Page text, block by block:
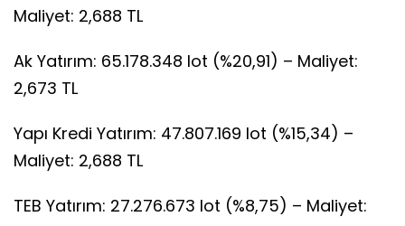
Maliyet: 2,688 TL
Ak Yatırım: 65.178.348 lot (%20,91) – Maliyet:
2,673 TL
Yapı Kredi Yatırım: 47.807.169 lot (%15,34) –
Maliyet: 2,688 TL
TEB Yatırım: 27.276.673 lot (%8,75) – Maliyet: